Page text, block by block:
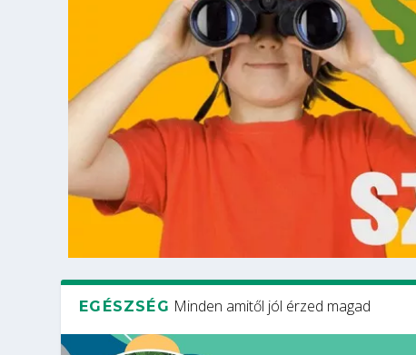
EGÉSZSÉG Minden amitől jól érzed magad